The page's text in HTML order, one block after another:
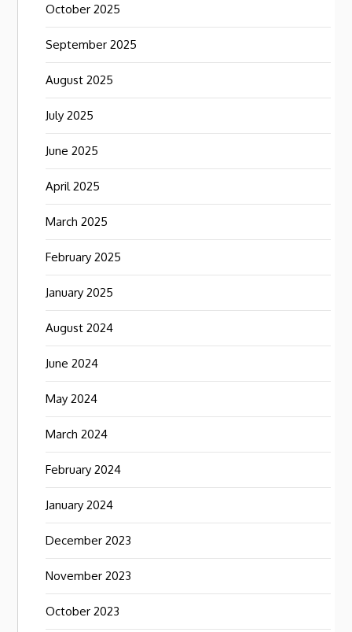
October 2025
September 2025
August 2025
July 2025
June 2025
April 2025
March 2025
February 2025
January 2025
August 2024
June 2024
May 2024
March 2024
February 2024
January 2024
December 2023
November 2023
October 2023